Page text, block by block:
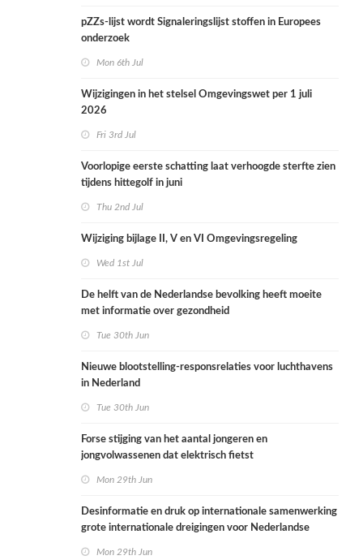
pZZs-lijst wordt Signaleringslijst stoffen in Europees
onderzoek
Mon 6th Jul
Wijzigingen in het stelsel Omgevingswet per 1 juli
2026
Fri 3rd Jul
Voorlopige eerste schatting laat verhoogde sterfte zien
tijdens hittegolf in juni
Thu 2nd Jul
Wijziging bijlage II, V en VI Omgevingsregeling
Wed 1st Jul
De helft van de Nederlandse bevolking heeft moeite
met informatie over gezondheid
Tue 30th Jun
Nieuwe blootstelling-responsrelaties voor luchthavens
in Nederland
Tue 30th Jun
Forse stijging van het aantal jongeren en
jongvolwassenen dat elektrisch fietst
Mon 29th Jun
Desinformatie en druk op internationale samenwerking
grote internationale dreigingen voor Nederlandse
Mon 29th Jun